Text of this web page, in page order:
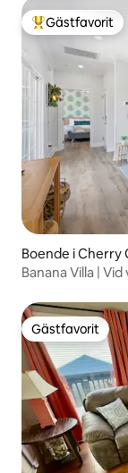
Populär
Gästfavorit
Boende i Cherry
Banana Villa |
Gästfavorit
Gästfavorit